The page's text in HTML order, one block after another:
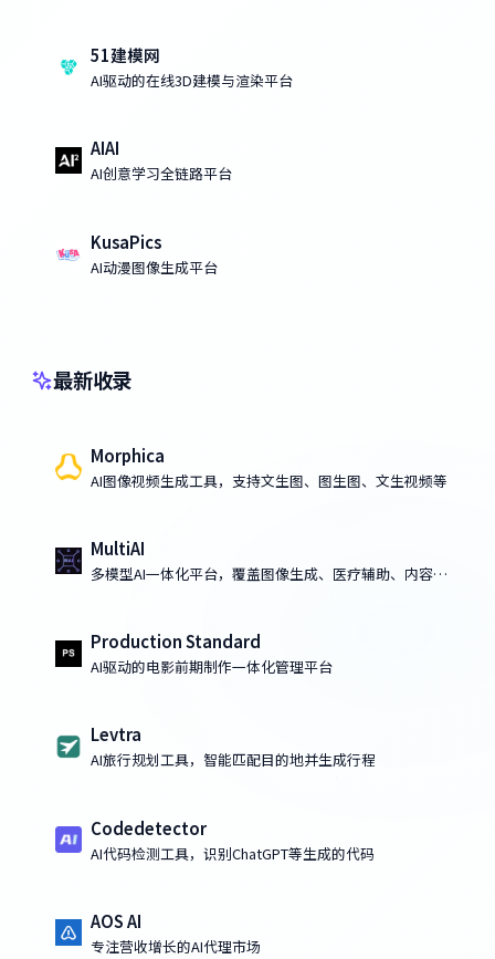
51建模网
AI驱动的在线3D建模与渲染平台
AIAI
AI创意学习全链路平台
KusaPics
AI动漫图像生成平台
最新收录
Morphica
AI图像视频生成工具，支持文生图、图生图、文生视频等
MultiAI
多模型AI一体化平台，覆盖图像生成、医疗辅助、内容创
Production Standard
AI驱动的电影前期制作一体化管理平台
Levtra
AI旅行规划工具，智能匹配目的地并生成行程
Codedetector
AI代码检测工具，识别ChatGPT等生成的代码
AOS AI
专注营收增长的AI代理市场